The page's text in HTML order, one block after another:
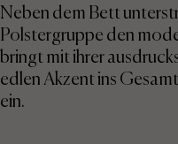
Neben dem Bett
Polstergruppe den
bringt mit ihrer
edlen Akzent ins
ein.